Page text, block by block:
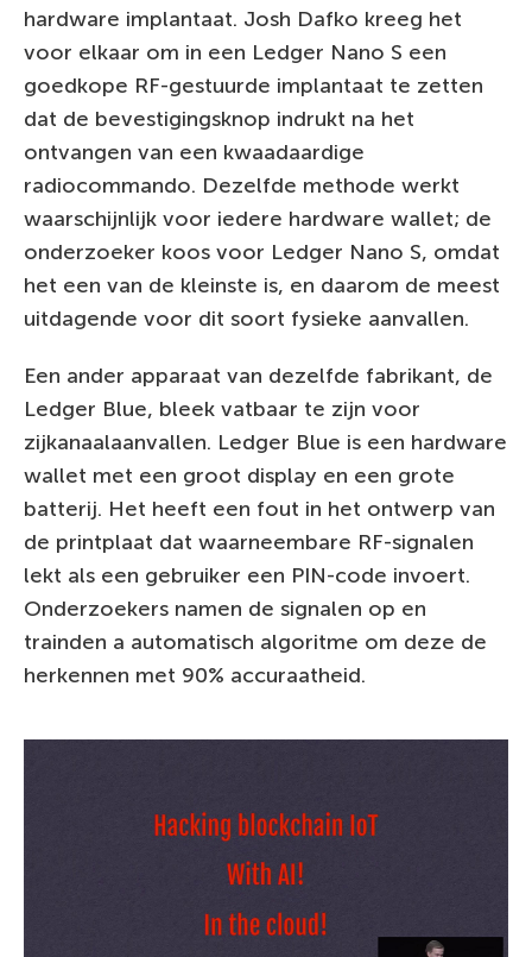
hardware implantaat. Josh Dafko kreeg het
voor elkaar om in een Ledger Nano S een
goedkope RF-gestuurde implantaat te zetten
dat de bevestigingsknop indrukt na het
ontvangen van een kwaadaardige
radiocommando. Dezelfde methode werkt
waarschijnlijk voor iedere hardware wallet; de
onderzoeker koos voor Ledger Nano S, omdat
het een van de kleinste is, en daarom de meest
uitdagende voor dit soort fysieke aanvallen.
Een ander apparaat van dezelfde fabrikant, de
Ledger Blue, bleek vatbaar te zijn voor
zijkanaalaanvallen. Ledger Blue is een hardware
wallet met een groot display en een grote
batterij. Het heeft een fout in het ontwerp van
de printplaat dat waarneembare RF-signalen
lekt als een gebruiker een PIN-code invoert.
Onderzoekers namen de signalen op en
trainden a automatisch algoritme om deze de
herkennen met 90% accuraatheid.